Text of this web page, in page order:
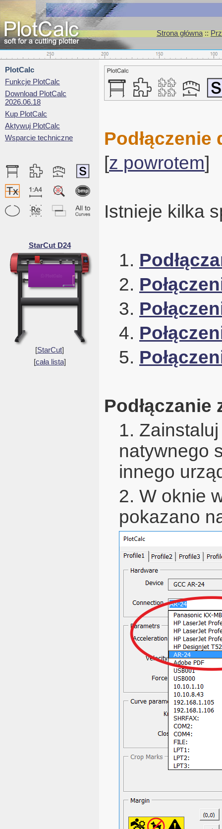
Strona główna::
PlotCalc
Funkcje PlotCalc
Download PlotCalc
2026.06.18
Kup PlotCalc
Aktywuj PlotCalc
Wsparcie techniczne
StarCut D24
[StarCut]
[cała lista]
[z powrotem]
Istnieje kilka
1.
2.
3.
4.
5.
1.
natywnego
innego
2. W oknie
pokazano